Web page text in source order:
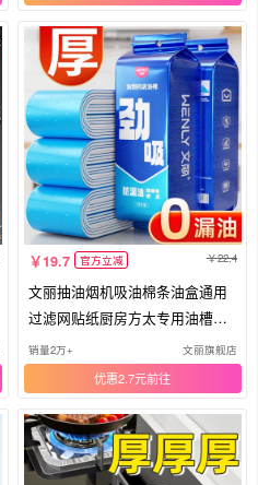
19.7 官方立减 22.4
文丽抽油烟机吸油棉条油盒通用
过滤网贴纸厨房方太专用油槽防
油垫
销量2万+ 文丽旗舰店
优惠2.7元